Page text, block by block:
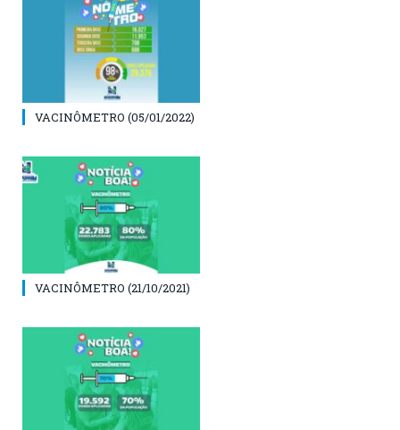
VACINÔMETRO (05/01/2022)
VACINÔMETRO (21/10/2021)